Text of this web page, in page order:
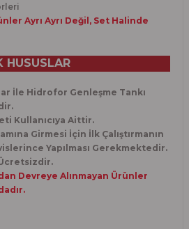
Ayrı Ayrı Değil, Set Halinde
HUSUSLAR
İle Hidrofor Genleşme Tankı
Kullanıcıya Aittir.
Girmesi İçin İlk Çalıştırmanın
Yapılması Gerekmektedir.
Devreye Alınmayan Ürünler